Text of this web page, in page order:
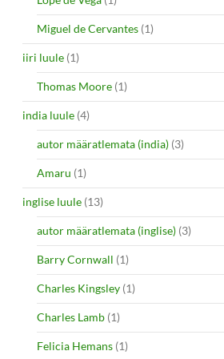
Miguel de Cervantes (1)
iiri luule (1)
Thomas Moore (1)
india luule (4)
autor määratlemata (india) (3)
Amaru (1)
inglise luule (13)
autor määratlemata (inglise) (3)
Barry Cornwall (1)
Charles Kingsley (1)
Charles Lamb (1)
Felicia Hemans (1)